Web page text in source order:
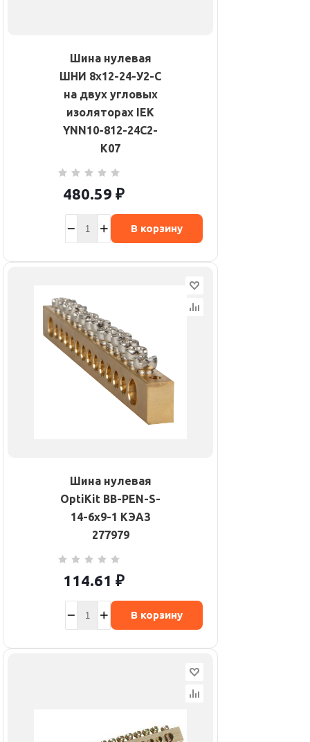
Шина нулевая
ШНИ 8х12-24-У2-С
на двух угловых
изоляторах IEK
YNN10-812-24C2-
K07
480.59 ₽
В корзину
Шина нулевая
OptiKit BB-PEN-S-
14-6х9-1 КЭАЗ
277979
114.61 ₽
В корзину